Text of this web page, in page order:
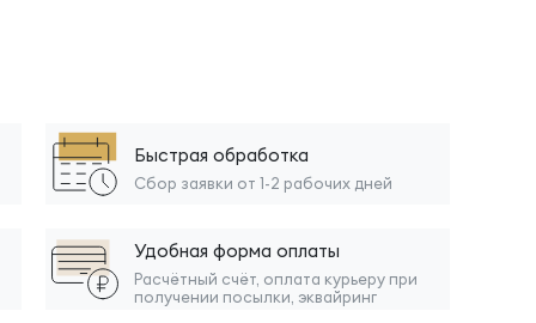
Быстрая обработка
Сбор заявки от 1-2 рабочих дней
Удобная форма оплаты
Расчётный счёт, оплата курьеру при
получении посылки, эквайринг